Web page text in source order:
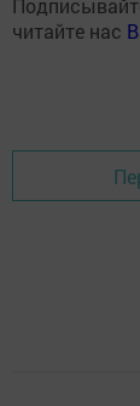
читайте нас